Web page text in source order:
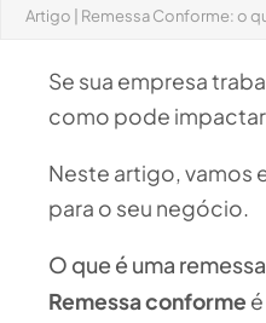
Artigo Remessa Conforme: o
Se sua empresa
como pode
Neste artigo, vamos
para o seu negócio.
O que é uma
Remessa conforme